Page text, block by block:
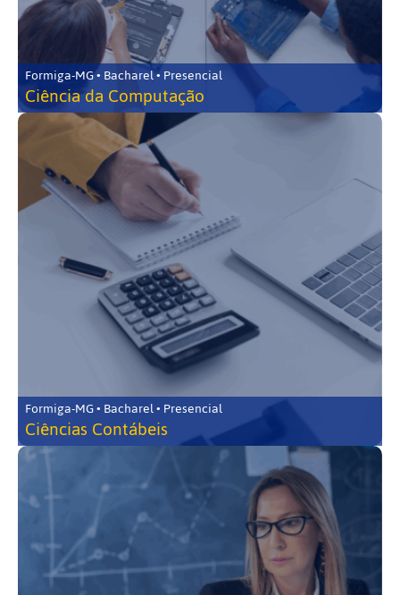
Formiga-MG • Bacharel • Presencial
Ciência da Computação
Formiga-MG • Bacharel • Presencial
Ciências Contábeis